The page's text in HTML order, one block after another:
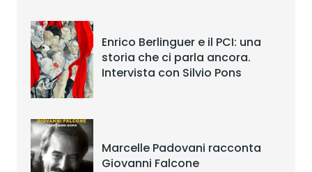
Enrico Berlinguer e il PCI: una
storia che ci parla ancora.
Intervista con Silvio Pons
Marcelle Padovani racconta
Giovanni Falcone